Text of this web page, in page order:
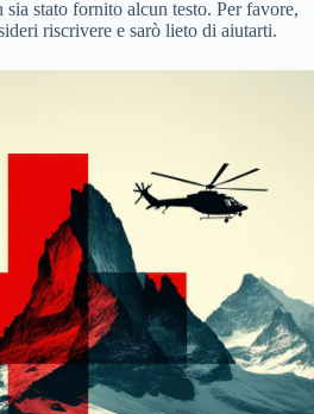
stato fornito alcun testo. Per favore,
riscrivere e sarò lieto di aiutarti.